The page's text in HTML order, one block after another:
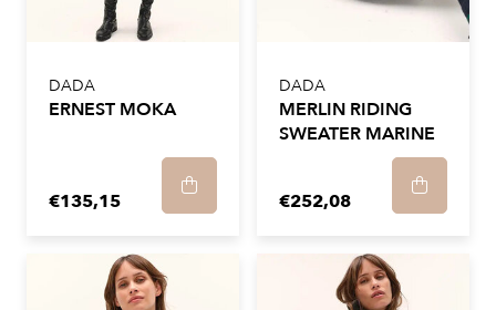
DADA
ERNEST MOKA
€135,15
DADA
MERLIN RIDING
SWEATER MARINE
€252,08